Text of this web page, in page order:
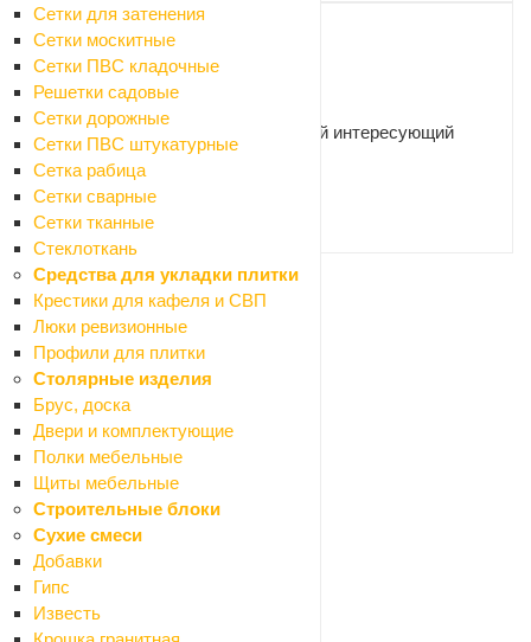
Сетки для затенения
Сетки москитные
Сетки ПВС кладочные
Решетки садовые
Сетки дорожные
Сетки ПВС штукатурные
Сетка рабица
Сетки сварные
Сетки тканные
Стеклоткань
Средства для укладки плитки
Крестики для кафеля и СВП
Люки ревизионные
Профили для плитки
Столярные изделия
Брус, доска
Двери и комплектующие
Полки мебельные
Щиты мебельные
Строительные блоки
Сухие смеси
Добавки
Гипс
Известь
Нужна консультация?
Наши специалисты ответят на любой интересующий
ЗАДАТЬ ВОПРОС
Ваше имя *
Телефон*
Email
Название товара